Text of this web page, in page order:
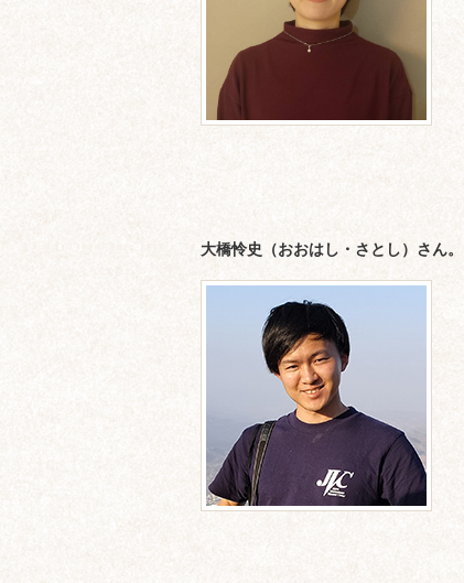
大橋怜史（おおはし・さとし）さん。